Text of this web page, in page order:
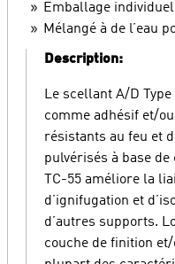
Emballage individuel
Mélangé à de l’eau
Description:
Le scellant A/D
comme adhésif et/
résistants au feu et
pulvérisés à base
TC-55 améliore la
d’ignifugation et
d’autres supports.
couche de finition